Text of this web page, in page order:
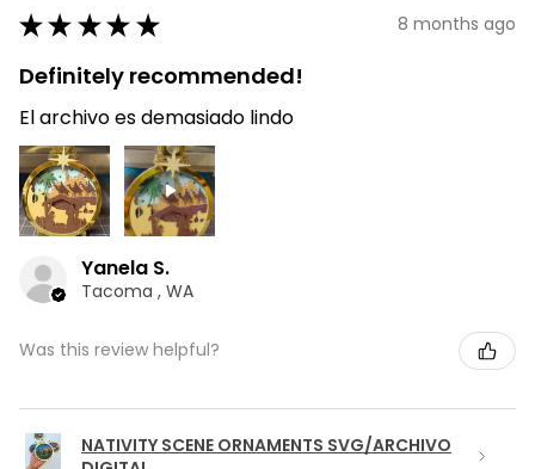
★ ★ ★ ★ ★ 8 months ago
Definitely recommended!
El archivo es demasiado lindo
Yanela S.
Tacoma , WA
Was this review helpful?
NATIVITY SCENE ORNAMENTS SVG/ARCHIVO